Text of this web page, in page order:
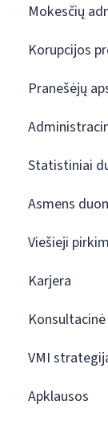
Mokesčių
Korupcijos
Pranešėjų
Statistiniai
Asmens
Viešieji
Karjera
VMI
Apklausos